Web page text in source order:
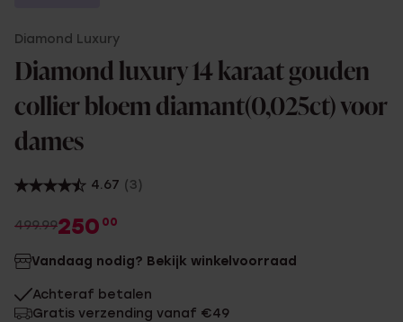
Diamond Luxury
Diamond luxury 14 karaat gouden
collier bloem diamant(0,025ct) voor
dames
4.67 (3)
499.99250 00
Vandaag nodig? Bekijk winkelvoorraad
Achteraf betalen
Gratis verzending vanaf €49